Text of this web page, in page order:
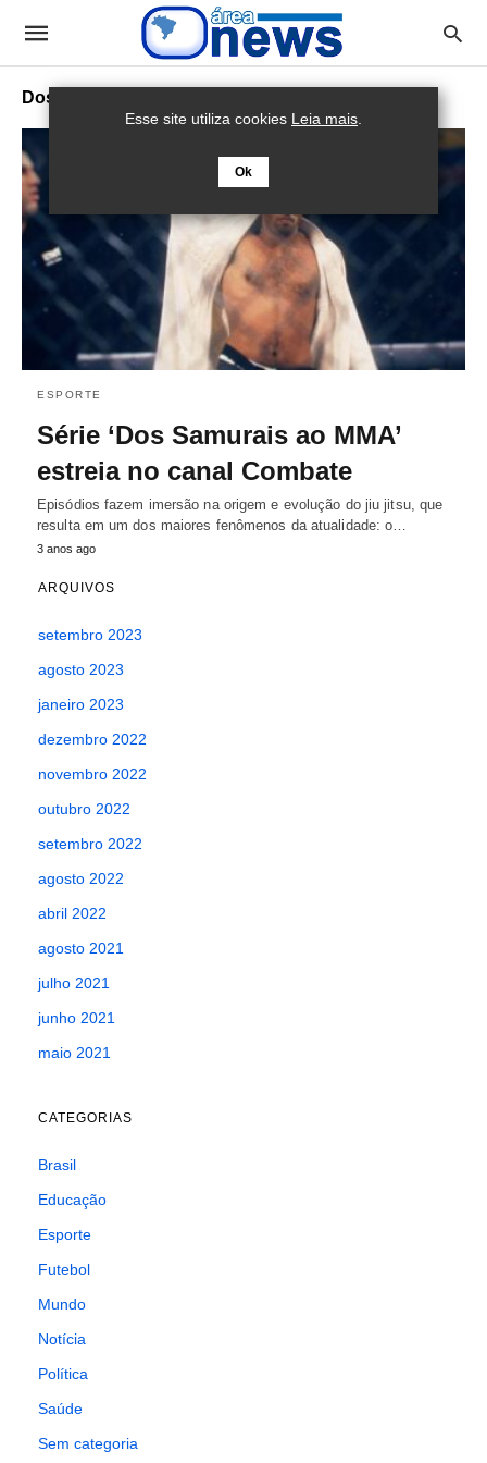
Dos Samurais ao MMA
ESPORTE
Série ‘Dos Samurais ao MMA’
estreia no canal Combate
Episódios fazem imersão na origem e evolução do jiu jitsu, que
resulta em um dos maiores fenômenos da atualidade: o…
3 anos ago
ARQUIVOS
setembro 2023
agosto 2023
janeiro 2023
dezembro 2022
novembro 2022
outubro 2022
setembro 2022
agosto 2022
abril 2022
agosto 2021
julho 2021
junho 2021
maio 2021
CATEGORIAS
Brasil
Educação
Esporte
Futebol
Mundo
Notícia
Política
Saúde
Sem categoria
Esse site utiliza cookies Leia mais.
Ok